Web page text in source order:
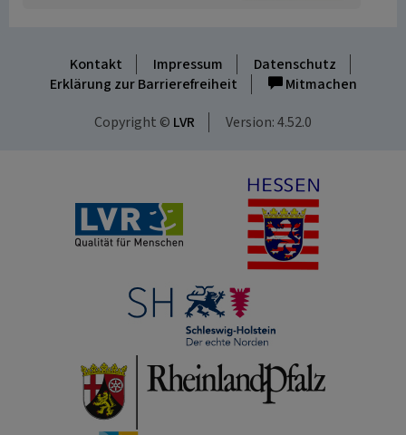
Kontakt Impressum
Datenschutz
Erklärung zur Barrierefreiheit
Mitmachen
Copyright © LVR Version: 4.52.0